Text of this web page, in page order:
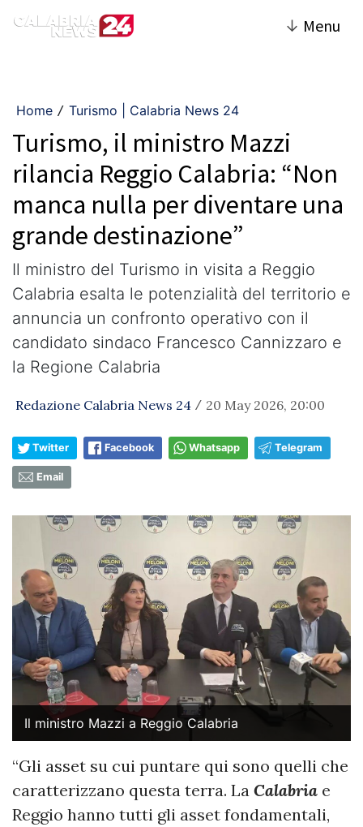
↓ Menu
Home / Turismo | Calabria News 24
Turismo, il ministro Mazzi
rilancia Reggio Calabria: “Non
manca nulla per diventare una
grande destinazione”
Il ministro del Turismo in visita a Reggio
Calabria esalta le potenzialità del territorio e
annuncia un confronto operativo con il
candidato sindaco Francesco Cannizzaro e
la Regione Calabria
Redazione Calabria News 24 / 20 May 2026, 20:00
Twitter Facebook Whatsapp Telegram
Email
Il ministro Mazzi a Reggio Calabria
“Gli asset su cui puntare qui sono quelli che
caratterizzano questa terra. La Calabria e
Reggio hanno tutti gli asset fondamentali,